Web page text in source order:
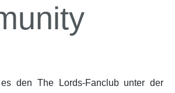
den The Lords-Fanclub unter der